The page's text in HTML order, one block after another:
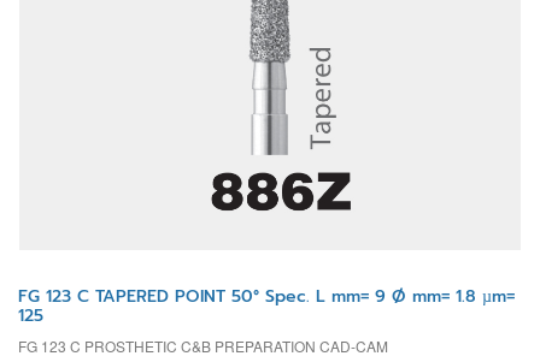
FG 123 C TAPERED POINT 50° Spec. L mm= 9 Ø mm= 1.8 µm=
125
FG 123 C PROSTHETIC C&B PREPARATION CAD-CAM